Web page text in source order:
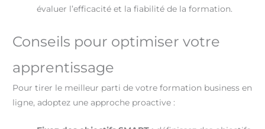
évaluer l’efficacité et la fiabilité de la formation.
Conseils pour optimiser votre
apprentissage
Pour tirer le meilleur parti de votre formation business en
ligne, adoptez une approche proactive :